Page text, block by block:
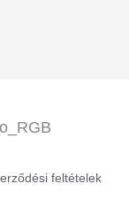
feltételek